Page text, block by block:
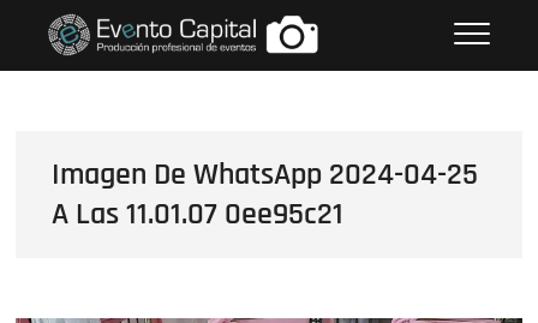
contenido
FOTOS GRUPO EMPRESARIAL
Imagen De WhatsApp 2024-04-25
A Las 11.01.07 0ee95c21